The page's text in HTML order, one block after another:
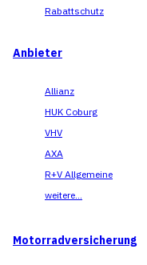
Rabattschutz
Anbieter
Allianz
HUK Coburg
VHV
AXA
R+V Allgemeine
weitere...
Motorradversicherung